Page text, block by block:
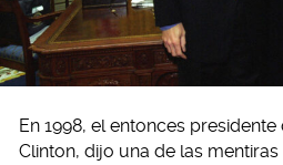
En 1998, el entonces
Clinton, dijo una de las